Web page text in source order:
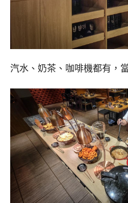
汽水、奶茶、咖啡機都有，